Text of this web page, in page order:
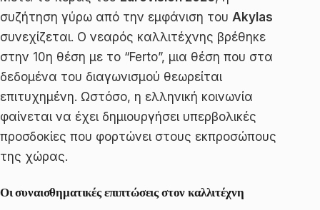
συζήτηση γύρω από την εμφάνιση του Akylas
συνεχίζεται. Ο νεαρός καλλιτέχνης βρέθηκε
στην 10η θέση με το “Ferto”, μια θέση που στα
δεδομένα του διαγωνισμού θεωρείται
επιτυχημένη. Ωστόσο, η ελληνική κοινωνία
φαίνεται να έχει δημιουργήσει υπερβολικές
προσδοκίες που φορτώνει στους εκπροσώπους
της χώρας.
Οι συναισθηματικές επιπτώσεις στον καλλιτέχνη